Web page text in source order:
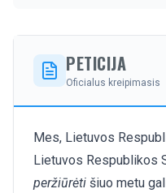
PETICIJA
Oficialus kreipimasis
Mes, Lietuvos
Lietuvos Respublikos
peržiūrėti šiuo metu